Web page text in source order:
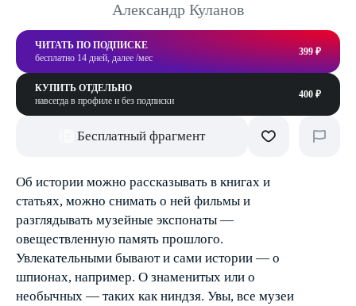
Александр Куланов
ЧИТАТЬ ПО ПОДПИСКЕ
бесплатно 14 дней, далее /мес
399 ₽
КУПИТЬ ОТДЕЛЬНО
навсегда в профиле и без подписки
400 ₽
Бесплатный фрагмент
Об истории можно рассказывать в книгах и
статьях, можно снимать о ней фильмы и
разглядывать музейные экспонаты —
овеществленную память прошлого.
Увлекательными бывают и сами истории — о
шпионах, например. О знаменитых или о
необычных — таких как ниндзя. Увы, все музеи